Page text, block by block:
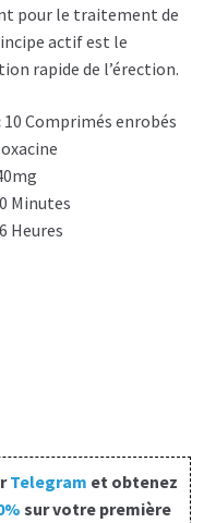
pour le traitement de
actif est le
rapide de l’érection.
10 Comprimés enrobés
Minutes
Heures
Telegram et obtenez
sur votre première